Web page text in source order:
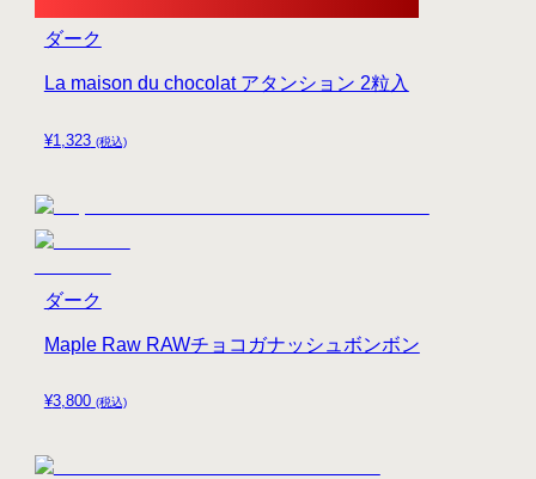
¥1,323 (税込)
La maison du chocolat アタンション 2粒入
ダーク
¥3,800 (税込)
Maple Raw RAWチョコガナッシュボンボン
ダーク